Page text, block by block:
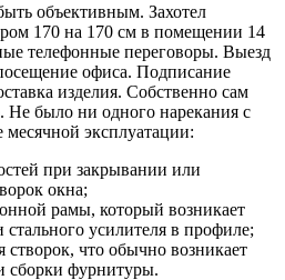
объективным. Захотел
170 на 170 см в помещении 14
телефонные переговоры. Выезд
офиса. Подписание
изделия. Собственно сам
Не было ни одного нарекания с
эксплуатации:
при закрывании или
окна;
рамы, который возникает
стального усилителя в профиле;
створок, что обычно возникает
сборки фурнитуры.